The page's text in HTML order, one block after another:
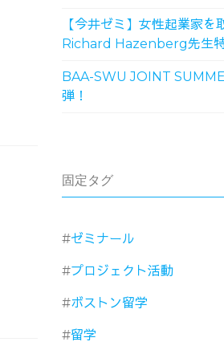
【今井ゼミ】女性起業家
Richard Hazenberg先生
BAA-SWU JOINT
弾！
固定タグ
ゼミナール
プロジェクト活動
ボストン留学
留学